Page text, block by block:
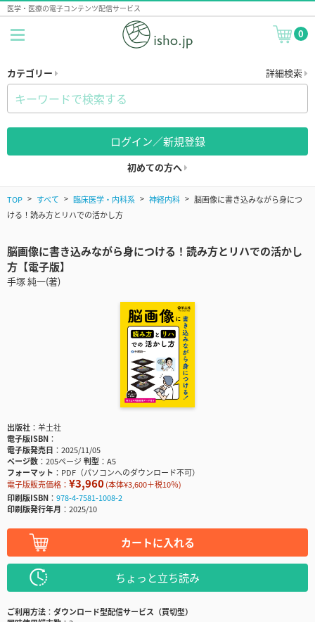
医学・医療の電子コンテンツ配信サービス
0
カテゴリー 詳細検索
ログイン／新規登録
初めての方へ
TOP すべて 臨床医学・内科系 神経内科
脳画像に書き込みながら身につ
ける！読み方とリハでの活かし方
脳画像に書き込みながら身につける！読み方とリハでの活かし
方【電子版】
手塚 純一(著)
出版社
羊土社
電子版ISBN
電子版発売日
2025/11/05
ページ数
205ページ判型
A5
フォーマット
PDF（パソコンへのダウンロード不可）
電子版販売価格： ¥3,960(本体¥3,600＋税10％)
印刷版ISBN
978-4-7581-1008-2
印刷版発行年月
2025/10
カートに入れる
ちょっと立ち読み
ご利用方法
ダウンロード型配信サービス（買切型）